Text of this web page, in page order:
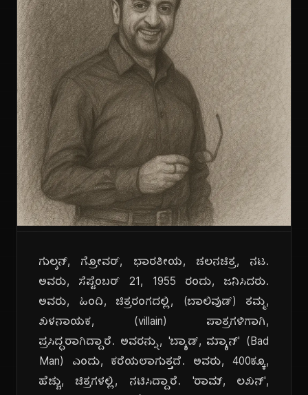
ಗುಲ್ಶನ್, ಗ್ರೋವರ್, ಭಾರತೀಯ, ಚಲನಚಿತ್ರ, ನಟ.
ಅವರು, ಸೆಪ್ಟೆಂಬರ್ 21, 1955 ರಂದು, ಜನಿಸಿದರು.
ಅವರು, ಹಿಂದಿ, ಚಿತ್ರರಂಗದಲ್ಲಿ, (ಬಾಲಿವುಡ್) ತಮ್ಮ,
ಖಳನಾಯಕ, (villain) ಪಾತ್ರಗಳಿಗಾಗಿ,
ಪ್ರಸಿದ್ಧರಾಗಿದ್ದಾರೆ. ಅವರನ್ನು, 'ಬ್ಯಾಡ್, ಮ್ಯಾನ್' (Bad
Man) ಎಂದು, ಕರೆಯಲಾಗುತ್ತದೆ. ಅವರು, 400ಕ್ಕೂ,
ಹೆಚ್ಚು, ಚಿತ್ರಗಳಲ್ಲಿ, ನಟಿಸಿದ್ದಾರೆ. 'ರಾಮ್, ಲಖನ್',